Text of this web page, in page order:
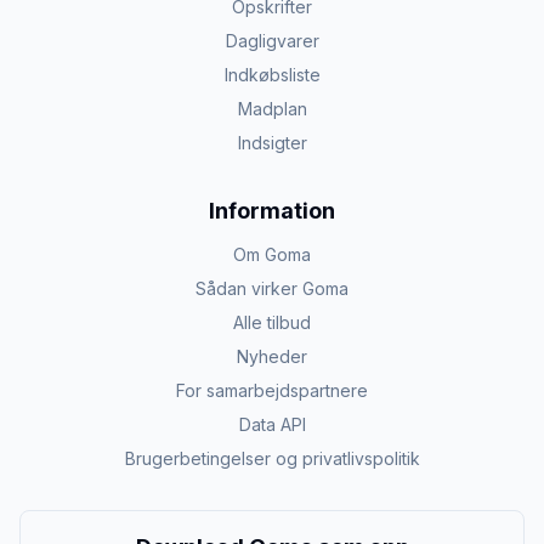
Opskrifter
Dagligvarer
Indkøbsliste
Madplan
Indsigter
Information
Om Goma
Sådan virker Goma
Alle tilbud
Nyheder
For samarbejdspartnere
Data API
Brugerbetingelser og privatlivspolitik